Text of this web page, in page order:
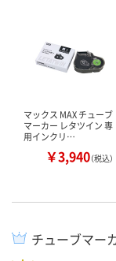
マックス MAX チューブ
マーカー レタツイン 専
用インクリ…
￥3,940（税込）
チューブマー